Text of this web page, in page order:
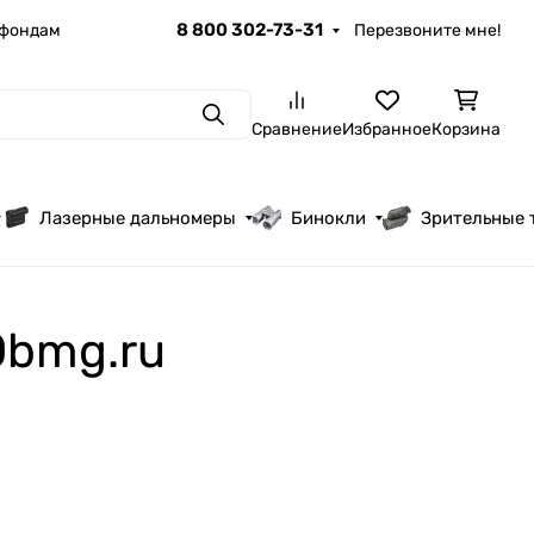
8 800 302-73-31 Перезвоните мне!
ПоискСравнениеИзбранноеКорзина
Лазерные дальномеры Бинокли Зрительные